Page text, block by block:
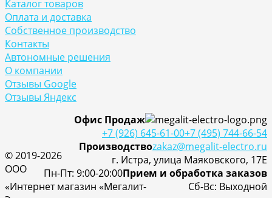
Каталог товаров
Оплата и доставка
Собственное производство
Контакты
Автономные решения
О компании
Отзывы Google
Отзывы Яндекс
Офис Продаж
+7 (495) 744-66-54
+7 (926) 645-61-00
zakaz@megalit-electro.ru
Производство
г. Истра, улица Маяковского, 17Е
Прием и обработка заказов
Пн-Пт: 9:00-20:00
Cб-Вс: Выходной
© 2019-2026
ООО
«Интернет магазин «Мегалит-